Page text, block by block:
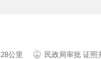
28公里
民政局审批 证照